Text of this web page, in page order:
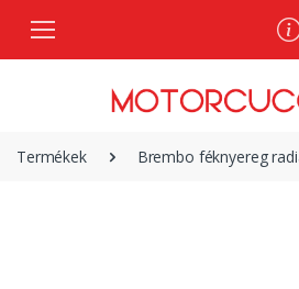
Termékek Brembo féknyereg